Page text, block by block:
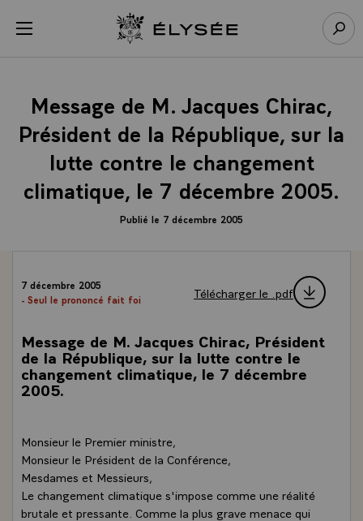
menu Retour à l’accueil Élysée
Message de M. Jacques Chirac,
Président de la République, sur la
lutte contre le changement
climatique, le 7 décembre 2005.
Publié le 7 décembre 2005
7 décembre 2005
- Seul le prononcé fait foi
Télécharger le .pdf
Message de M. Jacques Chirac, Président
de la République, sur la lutte contre le
changement climatique, le 7 décembre
2005.
Monsieur le Premier ministre,
Monsieur le Président de la Conférence,
Mesdames et Messieurs,
Le changement climatique s'impose comme une réalité
brutale et pressante. Comme la plus grave menace qui
Panneau de gestion des cookies